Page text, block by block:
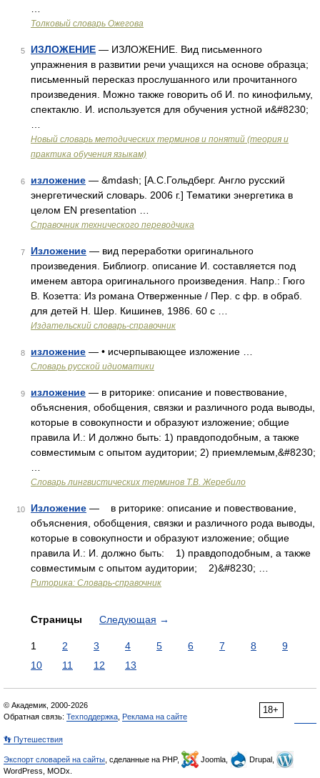
Толковый словарь Ожегова
5 ИЗЛОЖЕНИЕ — ИЗЛОЖЕНИЕ. Вид письменного
упражнения в развитии речи учащихся на основе образца;
письменный пересказ прослушанного или прочитанного
произведения. Можно также говорить об И. по кинофильму,
спектаклю. И. используется для обучения устной и&#8230;
Новый словарь методических терминов и понятий (теория и
практика обучения языкам)
6 изложение — &mdash; [А.С.Гольдберг. Англо русский
энергетический словарь. 2006 г.] Тематики энергетика в
целом EN presentation …
Справочник технического переводчика
7 Изложение — вид переработки оригинального
произведения. Библиогр. описание И. составляется под
именем автора оригинального произведения. Напр.: Гюго
В. Козетта: Из романа Отверженные / Пер. с фр. в обраб.
для детей Н. Шер. Кишинев, 1986. 60 с …
Издательский словарь-справочник
8 изложение — • исчерпывающее изложение …
Словарь русской идиоматики
9 изложение — в риторике: описание и повествование,
объяснения, обобщения, связки и различного рода выводы,
которые в совокупности и образуют изложение; общие
правила И.: И должно быть: 1) правдоподобным, а также
совместимым с опытом аудитории; 2) приемлемым,&#8230;
Словарь лингвистических терминов Т.В. Жеребило
10 Изложение — в риторике: описание и повествование,
объяснения, обобщения, связки и различного рода выводы,
которые в совокупности и образуют изложение; общие
правила И.: И. должно быть: 1) правдоподобным, а также
совместимым с опытом аудитории; 2)&#8230; …
Риторика: Словарь-справочник
Страницы Следующая →
1 2 3 4 5 6 7 8
9
10
11 12 13
18+
© Академик, 2000-2026
Обратная связь: Техподдержка Реклама на сайте
👣 Путешествия
Экспорт словарей на сайты , сделанные на PHP, Joomla,
Drupal,
WordPress, MODx.